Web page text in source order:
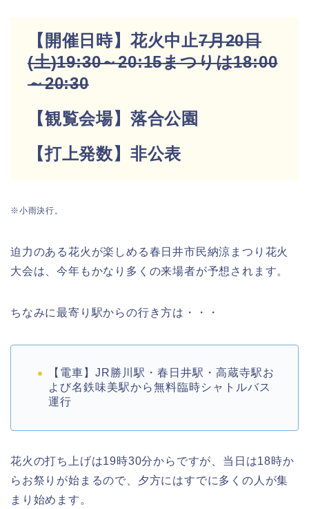
【開催日時】花火中止7月20日
(土)19:30～20:15まつりは18:00
～20:30
【観覧会場】落合公園
【打上発数】非公表
※小雨決行。
迫力のある花火が楽しめる春日井市民納涼まつり花火
大会は、今年もかなり多くの来場者が予想されます。
ちなみに最寄り駅からの行き方は・・・
【電車】JR勝川駅・春日井駅・高蔵寺駅お
よび名鉄味美駅から無料臨時シャトルバス
運行
花火の打ち上げは19時30分からですが、当日は18時か
らお祭りが始まるので、夕方にはすでに多くの人が集
まり始めます。